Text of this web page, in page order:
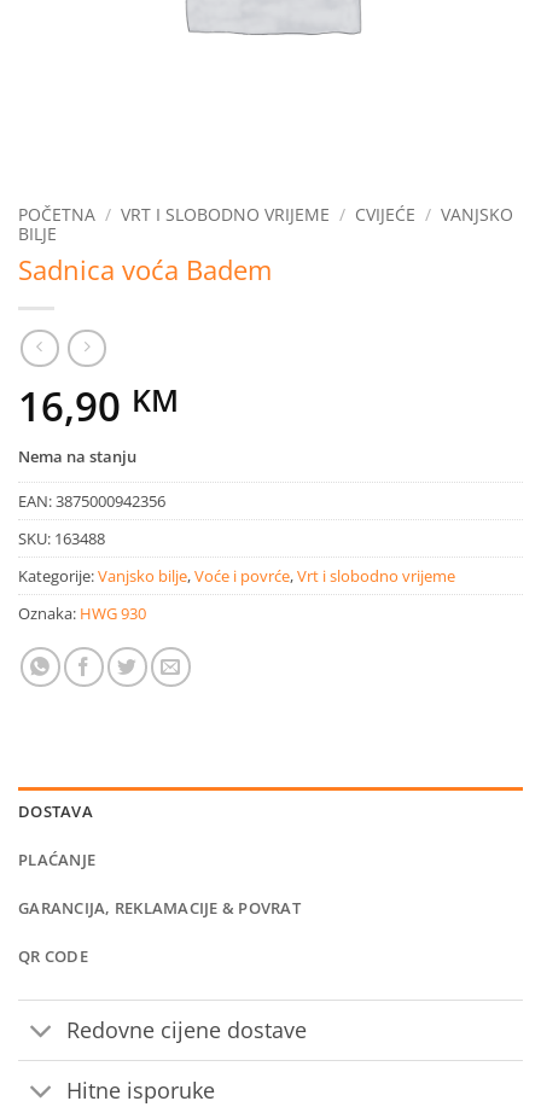
POČETNA / VRT I SLOBODNO VRIJEME / CVIJEĆE / VANJSKO
BILJE
Sadnica voća Badem
16,90 KM
Nema na stanju
EAN:3875000942356
SKU: 163488
Kategorije:Vanjsko bilje,Voće i povrće,Vrt i slobodno vrijeme
Oznaka: HWG 930
DOSTAVA
PLAĆANJE
GARANCIJA, REKLAMACIJE & POVRAT
QR CODE
Redovne cijene dostave
Hitne isporuke